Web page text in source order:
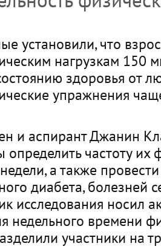
установили, что
нагрузкам 150
здоровья от
упражнения
и аспирант Джанин
определить частоту их
а также
диабета, болезней
исследования носил
недельного времени
участники на